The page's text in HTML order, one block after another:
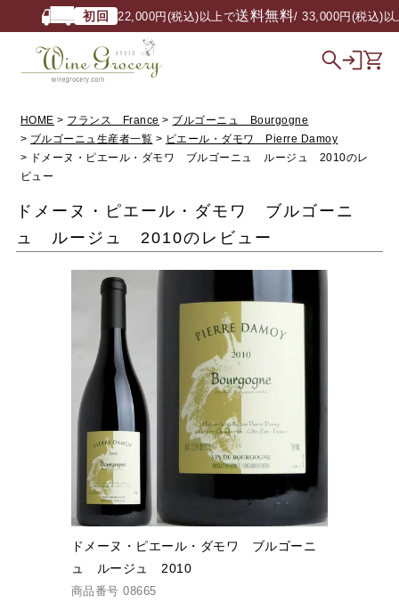
初回 22,000円(税込)以上で送料無料/ 33,000円(税込)以上
HOME フランス France
ブルゴーニュ Bourgogne
ブルゴーニュ生産者一覧
ピエール・ダモワ Pierre Damoy
ドメーヌ・ピエール・ダモワ ブルゴーニュ ルージュ 2010のレ
ビュー
ドメーヌ・ピエール・ダモワ ブルゴーニ
ュ ルージュ 2010のレビュー
ドメーヌ・ピエール・ダモワ ブルゴーニ
ュ ルージュ 2010
商品番号 08665